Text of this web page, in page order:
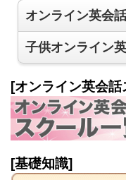
オンライン英会
子供オンライン
[オンライン英会話
[基礎知識]